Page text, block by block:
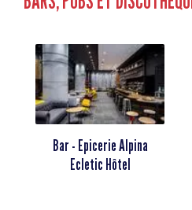
Bar - Epicerie Alpina
Ecletic Hôtel